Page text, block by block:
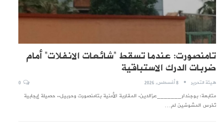
تامنصورت: عندما تسقط “شائعات الانفلات” أمام
ضربات الدرك الاستباقية
هيئة التحرير 8 أغسطس, 2026
متابعة: بوجندار_______عزالدين. المقاربة الأمنية بتامنصورت وحربيل.. حصيلة إيجابية
تُخرس المشوشين لم…